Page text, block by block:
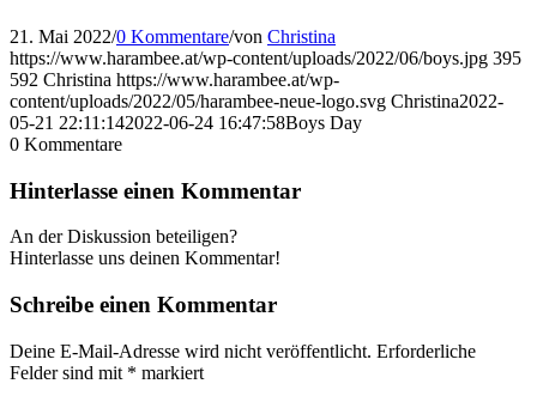
21. Mai 2022/0 Kommentare/von Christina
https://www.harambee.at/wp-content/uploads/2022/06/boys.jpg 395
592 Christina https://www.harambee.at/wp-
content/uploads/2022/05/harambee-neue-logo.svg Christina2022-
05-21 22:11:142022-06-24 16:47:58Boys Day
0 Kommentare
Hinterlasse einen Kommentar
An der Diskussion beteiligen?
Hinterlasse uns deinen Kommentar!
Schreibe einen Kommentar
Deine E-Mail-Adresse wird nicht veröffentlicht. Erforderliche
Felder sind mit * markiert